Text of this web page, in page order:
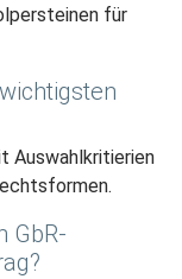
für
Auswahlkritierien
GbR-